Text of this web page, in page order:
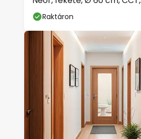
dimmelhető
Raktáron